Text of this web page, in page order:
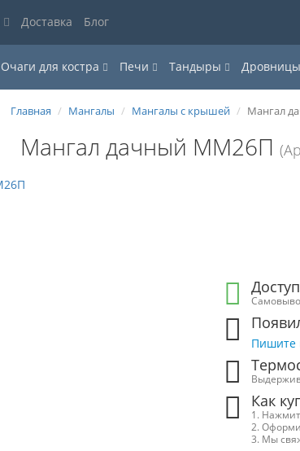
Доставка Блог
Очаги для костра Печи Тандыры Дровницы
Главная Мангалы Мангалы с крышей Мангал
Мангал дачный ММ26П
Пишите
Как
1.
2.
3. Мы